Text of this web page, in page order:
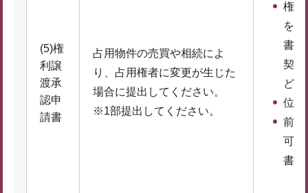
(5)権
利譲
渡承
認申
請書
占用物件の売買や相続によ
り、占用権者に変更が生じた
場合に提出してください。
※1部提出してください。
権利
を
書類
契約
ど）
位置
前回
可（
書の